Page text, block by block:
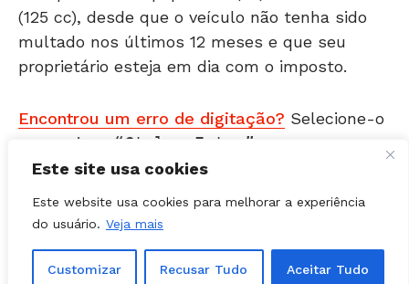
Este site usa cookies
Este website usa cookies para melhorar a experiência
do usuário. Veja mais
Customizar Recusar Tudo Aceitar Tudo
multado nos últimos 12 meses e que seu
proprietário esteja em dia com o imposto.
e pressione Ctrl + Enter .
Matérias Relacionadas